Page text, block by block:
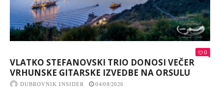
0
VLATKO STEFANOVSKI TRIO DONOSI VEČER
VRHUNSKE GITARSKE IZVEDBE NA ORSULU
DUBROVNIK INSIDER 04/08/2026